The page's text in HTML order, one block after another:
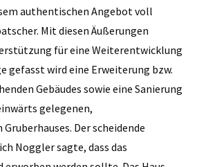
authentischen Angebot voll
Mit diesen Äußerungen
für eine Weiterentwicklung
gefasst wird eine Erweiterung bzw.
Gebäudes sowie eine Sanierung
gelegenen,
Der scheidende
Noggler sagte, dass das